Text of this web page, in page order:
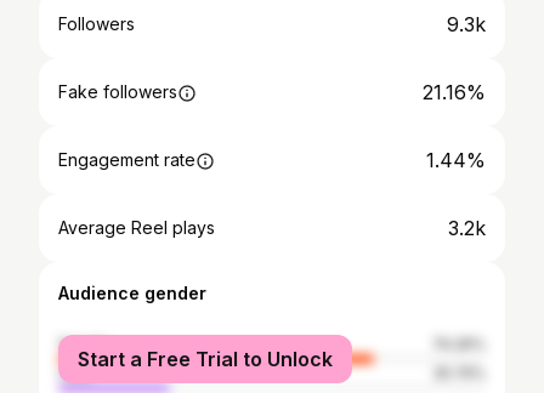
Followers 9.3k
Fake followers 21.16%
Engagement rate 1.44%
Average Reel plays 3.2k
Audience gender
female
male
Start a Free Trial to Unlock